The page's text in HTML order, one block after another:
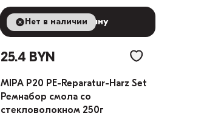
В корзину
Нет в наличии
25.4 BYN
MIPA P20 PE-Reparatur-Harz Set
Ремнабор смола со
стекловолокном 250г